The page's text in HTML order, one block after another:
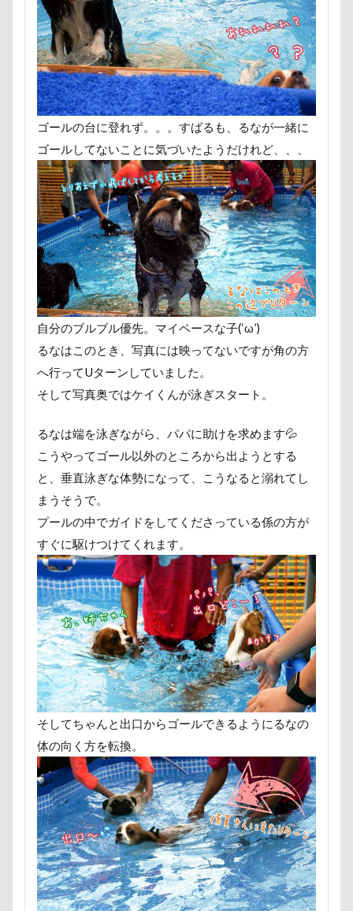
ゴールの台に登れず。。。すばるも、るなが一緒に
ゴールしてないことに気づいたようだけれど、、、
自分のブルブル優先。マイペースな子(‘ω’)
るなはこのとき、写真には映ってないですが角の方
へ行ってUターンしていました。
そして写真奥ではケイくんが泳ぎスタート。
るなは端を泳ぎながら、パパに助けを求めます💦
こうやってゴール以外のところから出ようとする
と、垂直泳ぎな体勢になって、こうなると溺れてし
まうそうで。
プールの中でガイドをしてくださっている係の方が
すぐに駆けつけてくれます。
そしてちゃんと出口からゴールできるようにるなの
体の向く方を転換。
ドッグリゾート Woof
タイムプラ
タンポポ
タロタンちゃん
ソラくん
ソフトクリーム
ゼロちゃん
セデッテかしま
チャーム類
ツイテ
チワワ
チャーくん
チャリティ撮影会
チップちゃん
チップくん
スリング
パスタくん
パヤ毛
パパ実家
パパ大好き
パナソニ
パシフィコ横浜
パウポーズ
バンちゃん
バレンタイン企画
ビートくん
ファーミネーター
ビビくん
ヒマチー
ヒッコリー
ネットワークカメラ
ネットカメラ
ネクスガード スペクトラ
ハイタッチ
バスターミニキューブ
ハーネス
ハイローチェア
ハルニレテラス
ハギーバディース
ハギレ
スマホケース
イブ
キャバミー
キャバリアクラブ
キャバリアクッシ
キャバリア
キャディ部
ガーデニング
ガラス玉イベント
キャバリアパーティ
キャバリアフ
キャミーちゃん
キャバ開き
キャバリア風鈴
キャバリア白書
キャバリア服
キャバリアレスキュー
カメラ
カフェ クゥ君
ウブちゃん
ウッドチップ
ウォータートレッキング
ウェルカム